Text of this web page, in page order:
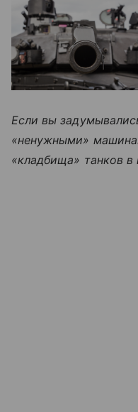
Если вы
«ненужными»
«кладбища» танков в